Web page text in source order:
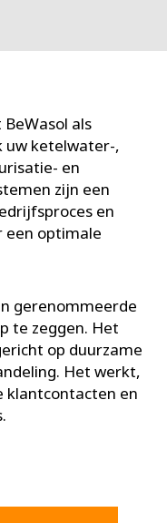
als
uw ketelwater-,
en
zijn een
en
een optimale
gerenommeerde
te zeggen. Het
op duurzame
Het werkt,
klantcontacten en